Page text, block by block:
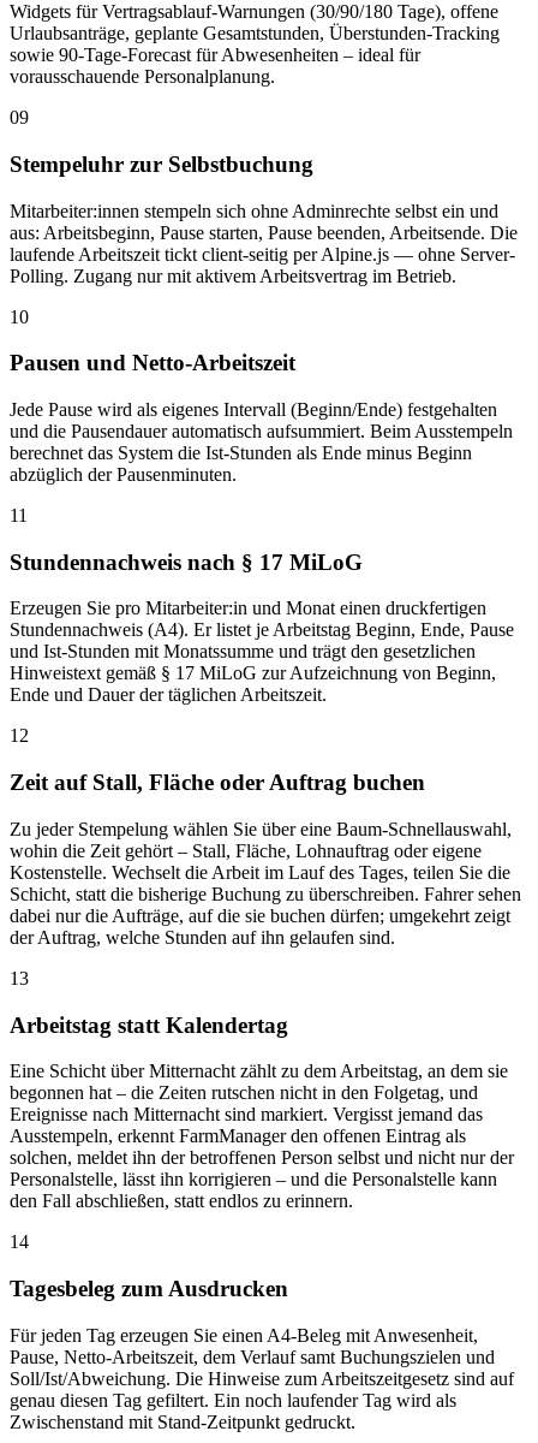
Widgets für Vertragsablauf-Warnungen (30/90/180 Tage), offene
Urlaubsanträge, geplante Gesamtstunden, Überstunden-Tracking
sowie 90-Tage-Forecast für Abwesenheiten – ideal für
vorausschauende Personalplanung.
09
Stempeluhr zur Selbstbuchung
Mitarbeiter:innen stempeln sich ohne Adminrechte selbst ein und
aus: Arbeitsbeginn, Pause starten, Pause beenden, Arbeitsende. Die
laufende Arbeitszeit tickt client-seitig per Alpine.js — ohne Server-
Polling. Zugang nur mit aktivem Arbeitsvertrag im Betrieb.
10
Pausen und Netto-Arbeitszeit
Jede Pause wird als eigenes Intervall (Beginn/Ende) festgehalten
und die Pausendauer automatisch aufsummiert. Beim Ausstempeln
berechnet das System die Ist-Stunden als Ende minus Beginn
abzüglich der Pausenminuten.
11
Stundennachweis nach § 17 MiLoG
Erzeugen Sie pro Mitarbeiter:in und Monat einen druckfertigen
Stundennachweis (A4). Er listet je Arbeitstag Beginn, Ende, Pause
und Ist-Stunden mit Monatssumme und trägt den gesetzlichen
Hinweistext gemäß § 17 MiLoG zur Aufzeichnung von Beginn,
Ende und Dauer der täglichen Arbeitszeit.
12
Zeit auf Stall, Fläche oder Auftrag buchen
Zu jeder Stempelung wählen Sie über eine Baum-Schnellauswahl,
wohin die Zeit gehört – Stall, Fläche, Lohnauftrag oder eigene
Kostenstelle. Wechselt die Arbeit im Lauf des Tages, teilen Sie die
Schicht, statt die bisherige Buchung zu überschreiben. Fahrer sehen
dabei nur die Aufträge, auf die sie buchen dürfen; umgekehrt zeigt
der Auftrag, welche Stunden auf ihn gelaufen sind.
13
Arbeitstag statt Kalendertag
Eine Schicht über Mitternacht zählt zu dem Arbeitstag, an dem sie
begonnen hat – die Zeiten rutschen nicht in den Folgetag, und
Ereignisse nach Mitternacht sind markiert. Vergisst jemand das
Ausstempeln, erkennt FarmManager den offenen Eintrag als
solchen, meldet ihn der betroffenen Person selbst und nicht nur der
Personalstelle, lässt ihn korrigieren – und die Personalstelle kann
den Fall abschließen, statt endlos zu erinnern.
14
Tagesbeleg zum Ausdrucken
Für jeden Tag erzeugen Sie einen A4-Beleg mit Anwesenheit,
Pause, Netto-Arbeitszeit, dem Verlauf samt Buchungszielen und
Soll/Ist/Abweichung. Die Hinweise zum Arbeitszeitgesetz sind auf
genau diesen Tag gefiltert. Ein noch laufender Tag wird als
Zwischenstand mit Stand-Zeitpunkt gedruckt.